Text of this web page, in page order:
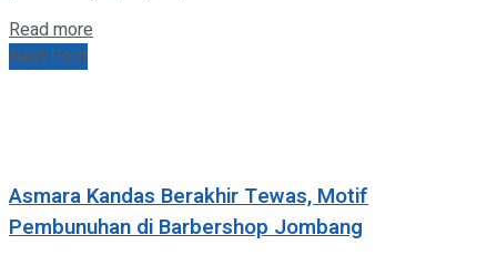
Read more
Next Post
Asmara Kandas Berakhir Tewas, Motif
Pembunuhan di Barbershop Jombang